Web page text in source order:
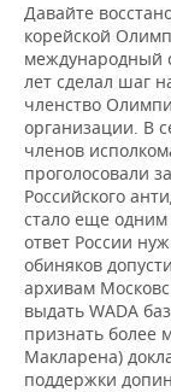
ФИГУРНОЕ
ВОДНЫЕ
ХОККЕЙ С
МЕДИЦИНА
ОБРАЗОВАНИЕ
Давайте
корейской
международный
лет сделал шаг
членство
организации. В
членов
проголосовали
Российского
стало еще
ответ России
обиняков
архивам
выдать WADA
признать более
Макларена)
поддержки